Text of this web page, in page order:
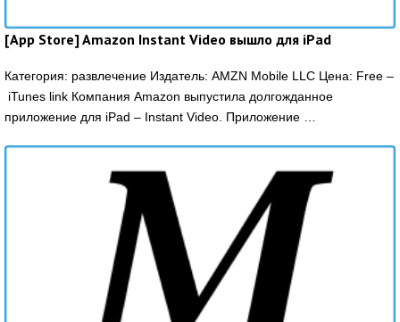
[App Store] Amazon Instant Video вышло для iPad
Категория: развлечение Издатель: AMZN Mobile LLC Цена: Free –
iTunes link Компания Amazon выпустила долгожданное
приложение для iPad – Instant Video. Приложение …